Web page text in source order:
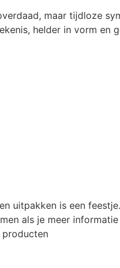
maar tijdloze
helder in vorm en
uitpakken is een feestje.
als je meer
producten